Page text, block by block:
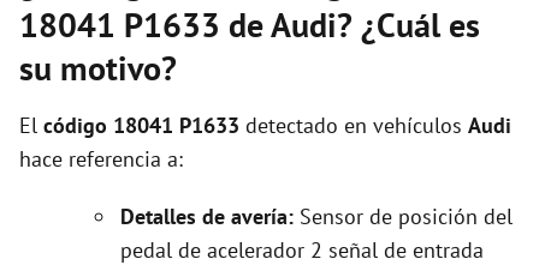
18041 P1633 de Audi? ¿Cuál es
su motivo?
El código 18041 P1633 detectado en vehículos Audi
hace referencia a:
Detalles de avería: Sensor de posición del
pedal de acelerador 2 señal de entrada